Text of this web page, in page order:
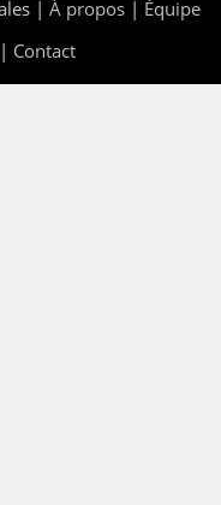
| À propos | Équipe
Contact